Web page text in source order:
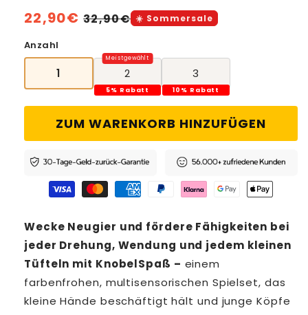
Normaler
Preis
22,90€ Verkaufspreis
32,90€ ☀️ Sommersale
Anzahl
1 2
5% Rabatt
3
10% Rabatt
ZUM WARENKORB HINZUFÜGEN
Wecke Neugier und fördere Fähigkeiten bei
jeder Drehung, Wendung und jedem kleinen
Tüfteln mit KnobelSpaß – einem
farbenfrohen, multisensorischen Spielset, das
kleine Hände beschäftigt hält und junge Köpfe